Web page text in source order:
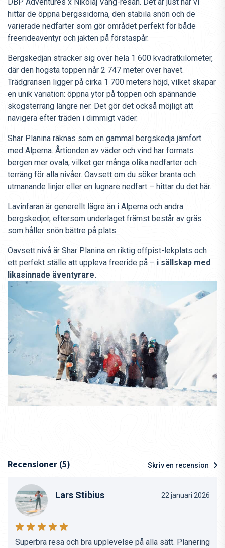
DBP Adventures x Nikolaj Vang-resan. Det är just här vi
hittar de öppna bergssidorna, den stabila snön och de
varierade nedfarter som gör området perfekt för både
freerideäventyr och jakten på förstaspår.
Bergskedjan sträcker sig över hela 1 600 kvadratkilometer,
där den högsta toppen når 2 747 meter över havet.
Trädgränsen ligger på cirka 1 700 meters höjd, vilket skapar
en unik variation: öppna ytor på toppen och spännande
skogsterräng längre ner. Det gör det också möjligt att
navigera efter träden i dimmigt väder.
Shar Planina räknas som en gammal bergskedja jämfört
med Alperna. Årtionden av väder och vind har formats
bergen mer ovala, vilket ger många olika nedfarter och
terräng för alla nivåer. Oavsett om du söker branta och
utmanande linjer eller en lugnare nedfart – hittar du det här.
Lavinfaran är generellt lägre än i Alperna och andra
bergskedjor, eftersom underlaget främst består av gräs
som håller snön bättre på plats.
Oavsett nivå är Shar Planina en riktig offpist-lekplats och
ett perfekt ställe att uppleva freeride på – i sällskap med
likasinnade äventyrare.
Recensioner (5) Skriv en recension
Lars Stibius 22 januari 2026
Superbra resa och bra upplevelse på alla sätt. Planering